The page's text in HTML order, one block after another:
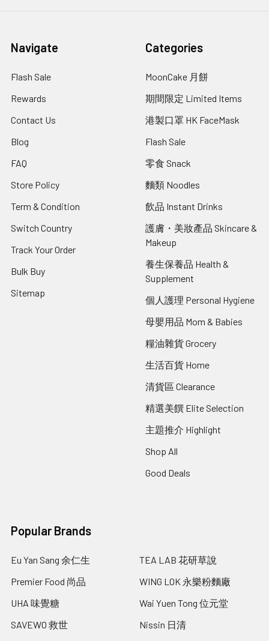
Navigate
Flash Sale
Rewards
Contact Us
Blog
FAQ
Store Policy
Term & Condition
Switch Country
Track Your Order
Bulk Buy
Sitemap
Categories
MoonCake 月餅
期間限定 Limited Items
港製口罩 HK FaceMask
Flash Sale
零食 Snack
麵類 Noodles
飲品 Instant Drinks
護膚・美妝產品 Skincare &
Makeup
養生保養品 Health &
Supplement
個人護理 Personal Hygiene
母嬰用品 Mom & Babies
糧油雜貨 Grocery
生活百貨 Home
清貨區 Clearance
精選美饌 Elite Selection
主題推介 Highlight
Shop All
Good Deals
Popular Brands
Eu Yan Sang 余仁生
Premier Food 尚品
UHA 味覺糖
SAVEWO 救世
TEA LAB 花研草說
WING LOK 永樂粉麵廠
Wai Yuen Tong 位元堂
Nissin 日清